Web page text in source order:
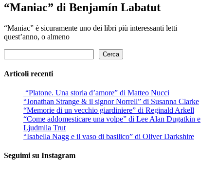
“Maniac” di Benjamín Labatut
“Maniac” è sicuramente uno dei libri più interessanti letti
quest’anno, o almeno
Cerca
Articoli recenti
“Platone. Una storia d’amore” di Matteo Nucci
“Jonathan Strange & il signor Norrell” di Susanna Clarke
“Memorie di un vecchio giardiniere” di Reginald Arkell
“Come addomesticare una volpe” di Lee Alan Dugatkin e
Ljudmila Trut
“Isabella Nagg e il vaso di basilico” di Oliver Darkshire
Seguimi su Instagram